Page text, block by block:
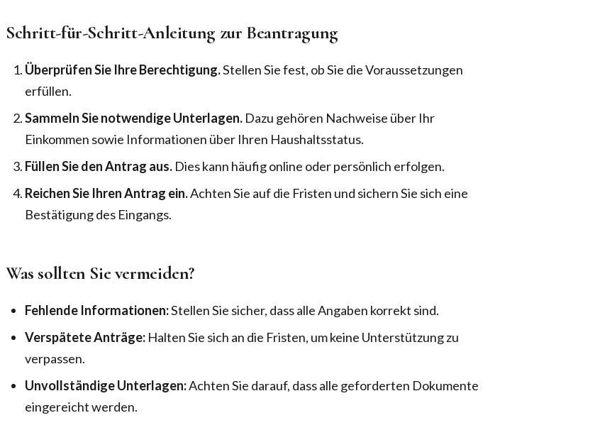
Schritt-für-Schritt-Anleitung zur Beantragung
Überprüfen Sie Ihre Berechtigung.Stellen Sie fest, ob Sie die Voraussetzungen
erfüllen.
Sammeln Sie notwendige Unterlagen. Dazu gehören Nachweise über Ihr
Einkommen sowie Informationen über Ihren Haushaltsstatus.
Füllen Sie den Antrag aus. Dies kann häufig online oder persönlich erfolgen.
Reichen Sie Ihren Antrag ein.Achten Sie auf die Fristen und sichern Sie sich eine
Bestätigung des Eingangs.
Was sollten Sie vermeiden?
Fehlende Informationen:Stellen Sie sicher, dass alle Angaben korrekt sind.
Verspätete Anträge: Halten Sie sich an die Fristen, um keine Unterstützung zu
verpassen.
Unvollständige Unterlagen:Achten Sie darauf, dass alle geforderten Dokumente
eingereicht werden.